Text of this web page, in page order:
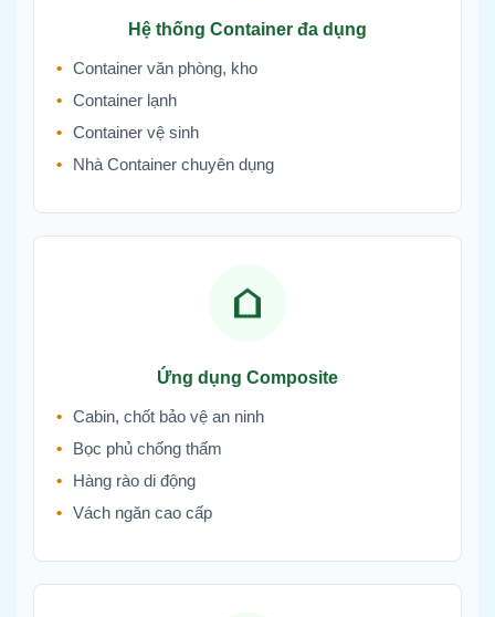
Hệ thống Container đa dụng
Container văn phòng, kho
Container lạnh
Container vệ sinh
Nhà Container chuyên dụng
Ứng dụng Composite
Cabin, chốt bảo vệ an ninh
Bọc phủ chống thấm
Hàng rào di động
Vách ngăn cao cấp